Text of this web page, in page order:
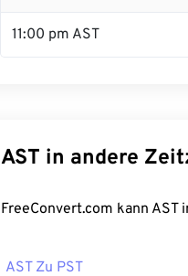
11:00 pm AST
AST in andere
FreeConvert.com kann
AST Zu PST